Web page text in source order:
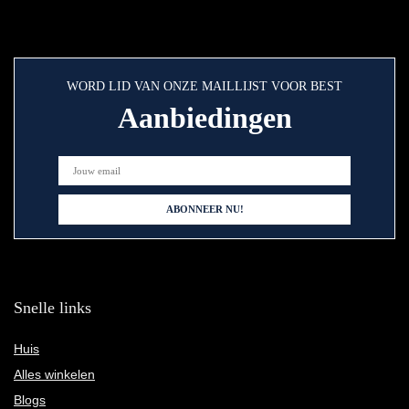
WORD LID VAN ONZE MAILLIJST VOOR BEST
Aanbiedingen
Snelle links
Huis
Alles winkelen
Blogs